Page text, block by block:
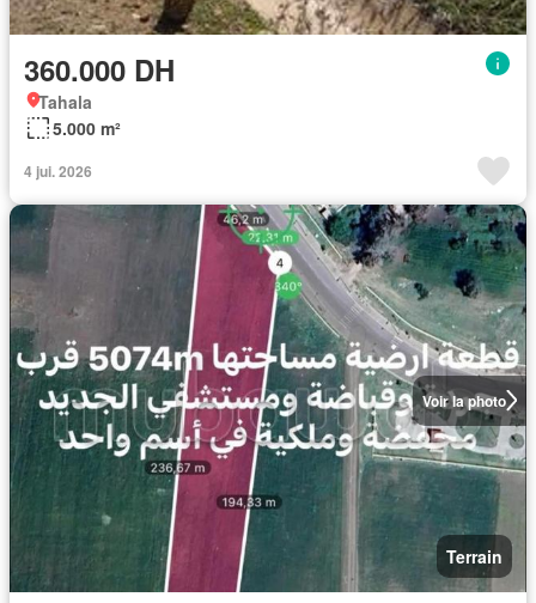
360.000 DH
Tahala
5.000 m²
4 jui. 2026
Voir la photo
Terrain